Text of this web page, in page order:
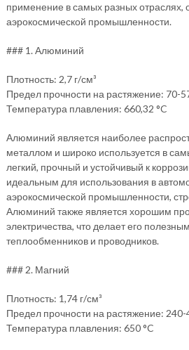
применение в самых разных отраслях,
аэрокосмической промышленности.
### 1. Алюминий
Плотность: 2,7 г/см³
Предел прочности на растяжение: 70-
Температура плавления: 660,32 °C
Алюминий является наиболее
металлом и широко используется в
легкий, прочный и устойчивый к
идеальным для использования в
аэрокосмической промышленности,
Алюминий также является хорошим
электричества, что делает его
теплообменников и проводников.
### 2. Магний
Плотность: 1,74 г/см³
Предел прочности на растяжение:
Температура плавления: 650 °C